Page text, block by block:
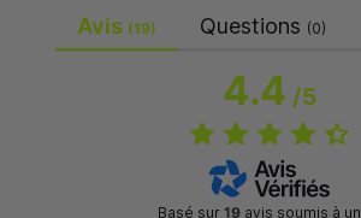
Avis (19) Questions (0)
4.4/5
Basé sur 19 avis soumis à un